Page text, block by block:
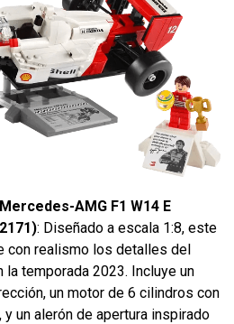
AMG F1 W14 E
: Diseñado a escala 1:8, este
con realismo los detalles del
la temporada 2023. Incluye un
un motor de 6 cilindros con
un alerón de apertura inspirado